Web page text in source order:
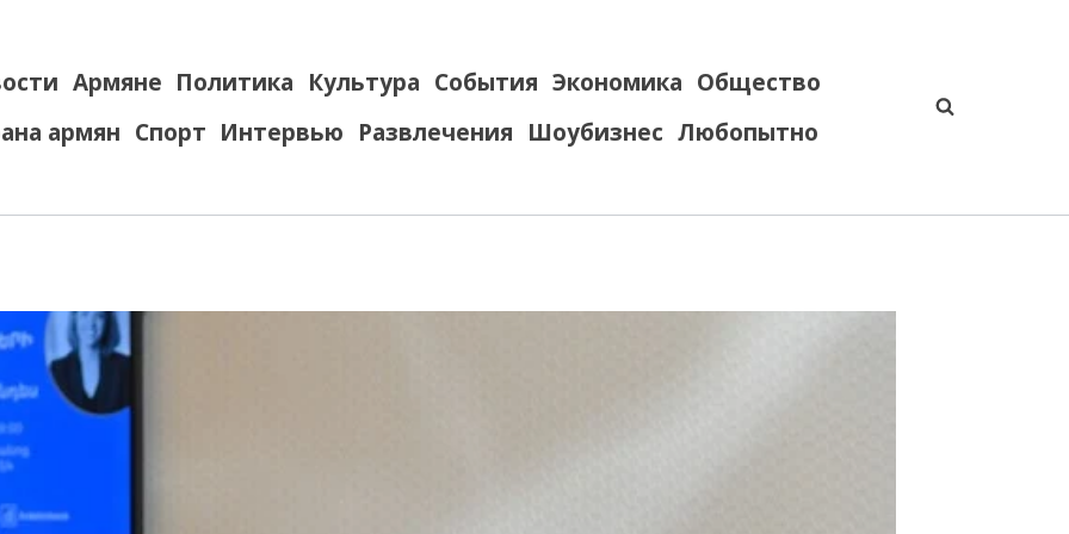
Армяне Политика Культура События Экономика Общество
армян Спорт Интервью Развлечения Шоубизнес Любопытно